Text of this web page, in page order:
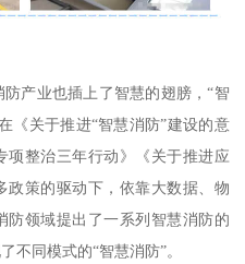
产业也插上了智慧的翅膀，“智
《关于推进“智慧消防”建设的意
项整治三年行动》《关于推进应
政策的驱动下，依靠大数据、物
防领域提出了一系列智慧消防的
不同模式的“智慧消防”。